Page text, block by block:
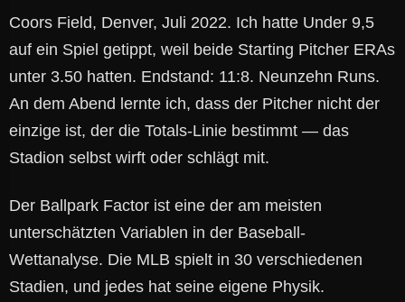
Coors Field, Denver, Juli 2022. Ich hatte Under 9,5
auf ein Spiel getippt, weil beide Starting Pitcher ERAs
unter 3.50 hatten. Endstand: 11:8. Neunzehn Runs.
An dem Abend lernte ich, dass der Pitcher nicht der
einzige ist, der die Totals-Linie bestimmt — das
Stadion selbst wirft oder schlägt mit.
Der Ballpark Factor ist eine der am meisten
unterschätzten Variablen in der Baseball-
Wettanalyse. Die MLB spielt in 30 verschiedenen
Stadien, und jedes hat seine eigene Physik.